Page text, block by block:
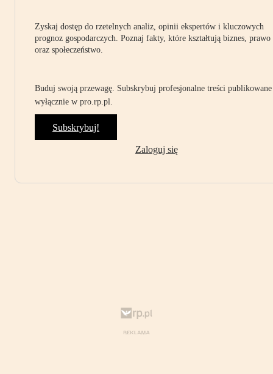
Zyskaj dostęp do rzetelnych analiz, opinii ekspertów i kluczowych
prognoz gospodarczych. Poznaj fakty, które kształtują biznes, prawo
oraz społeczeństwo.
Buduj swoją przewagę. Subskrybuj profesjonalne treści publikowane
wyłącznie w pro.rp.pl.
Subskrybuj!
Zaloguj się